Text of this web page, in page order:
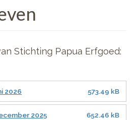
Stichting Papua Erfgoed:
2026 573.49 kB
2025 652.46 kB